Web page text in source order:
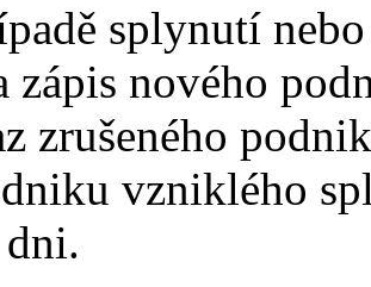
splynutí
zápis nového
zrušeného
vzniklého